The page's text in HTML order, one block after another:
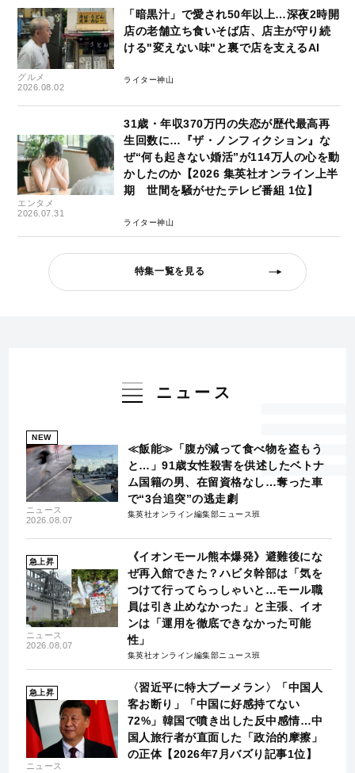
グルメ
2026.08.02
「暗黒汁」で愛され50年以上…深夜2時開
店の老舗立ち食いそば店、店主が守り続
ける"変えない味"と裏で店を支えるAI
ライター神山
エンタメ
2026.07.31
31歳・年収370万円の失恋が歴代最高再
生回数に…『ザ・ノンフィクション』な
ぜ“何も起きない婚活”が114万人の心を動
かしたのか【2026 集英社オンライン上半
期 世間を騒がせたテレビ番組 1位】
ライター神山
特集一覧を見る
ニュース
NEW
ニュース
2026.08.07
≪飯能≫「腹が減って食べ物を盗もう
と…」91歳女性殺害を供述したベトナ
ム国籍の男、在留資格なし…奪った車
で“3台追突”の逃走劇
集英社オンライン編集部ニュース班
急上昇
ニュース
2026.08.07
《イオンモール熊本爆発》避難後にな
ぜ再入館できた？ハビタ幹部は「気を
つけて行ってらっしゃいと…モール職
員は引き止めなかった」と主張、イオ
ンは「運用を徹底できなかった可能
性」
集英社オンライン編集部ニュース班
急上昇
ニュース
〈習近平に特大ブーメラン〉「中国人
客お断り」「中国に好感持てない
72%」韓国で噴き出した反中感情…中
国人旅行者が直面した「政治的摩擦」
の正体【2026年7月バズり記事1位】